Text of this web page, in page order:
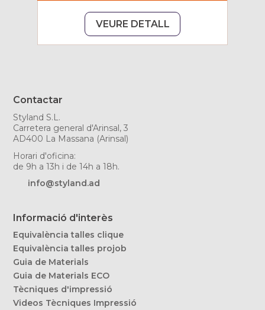
VEURE DETALL
Contactar
Styland S.L.
Carretera general d'Arinsal, 3
AD400 La Massana (Arinsal)
Horari d'oficina:
de 9h a 13h i de 14h a 18h.
info@styland.ad
Informació d'interès
Equivalència talles clique
Equivalència talles projob
Guia de Materials
Guia de Materials ECO
Tècniques d'impressió
Videos Tècniques Impressió